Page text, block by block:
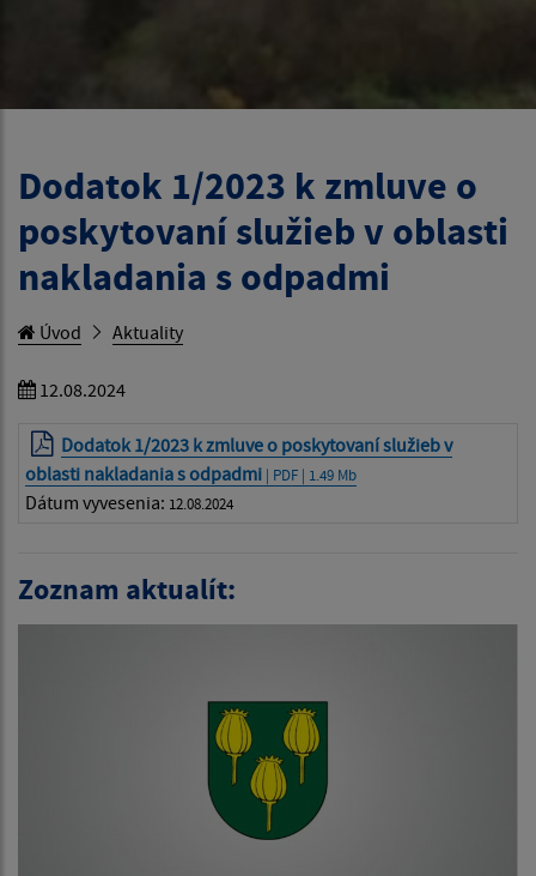
Dodatok 1/2023 k zmluve o
poskytovaní služieb v oblasti
nakladania s odpadmi
Úvod Aktuality
12.08.2024
Dodatok 1/2023 k zmluve o poskytovaní služieb v
oblasti nakladania s odpadmi | PDF | 1.49 Mb
Dátum vyvesenia: 12.08.2024
Zoznam aktualít: